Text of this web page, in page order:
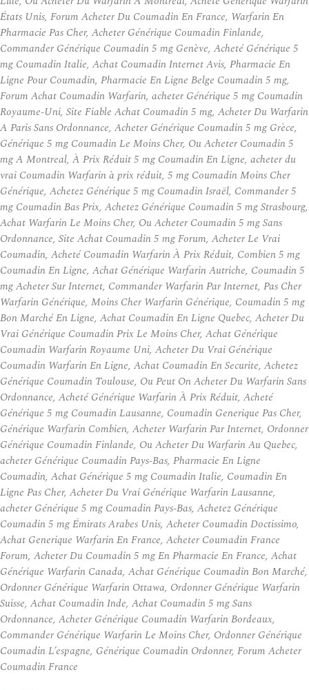
États Unis, Forum Acheter Du Coumadin En France, Warfarin En
Pharmacie Pas Cher, Acheter Générique Coumadin Finlande,
Commander Générique Coumadin 5 mg Genève, Acheté Générique 5
mg Coumadin Italie, Achat Coumadin Internet Avis, Pharmacie En
Ligne Pour Coumadin, Pharmacie En Ligne Belge Coumadin 5 mg,
Forum Achat Coumadin Warfarin, acheter Générique 5 mg Coumadin
Royaume-Uni, Site Fiable Achat Coumadin 5 mg, Acheter Du Warfarin
A Paris Sans Ordonnance, Acheter Générique Coumadin 5 mg Grèce,
Générique 5 mg Coumadin Le Moins Cher, Ou Acheter Coumadin 5
mg A Montreal, À Prix Réduit 5 mg Coumadin En Ligne, acheter du
vrai Coumadin Warfarin à prix réduit, 5 mg Coumadin Moins Cher
Générique, Achetez Générique 5 mg Coumadin Israël, Commander 5
mg Coumadin Bas Prix, Achetez Générique Coumadin 5 mg Strasbourg,
Achat Warfarin Le Moins Cher, Ou Acheter Coumadin 5 mg Sans
Ordonnance, Site Achat Coumadin 5 mg Forum, Acheter Le Vrai
Coumadin, Acheté Coumadin Warfarin À Prix Réduit, Combien 5 mg
Coumadin En Ligne, Achat Générique Warfarin Autriche, Coumadin 5
mg Acheter Sur Internet, Commander Warfarin Par Internet, Pas Cher
Warfarin Générique, Moins Cher Warfarin Générique, Coumadin 5 mg
Bon Marché En Ligne, Achat Coumadin En Ligne Quebec, Acheter Du
Vrai Générique Coumadin Prix Le Moins Cher, Achat Générique
Coumadin Warfarin Royaume Uni, Acheter Du Vrai Générique
Coumadin Warfarin En Ligne, Achat Coumadin En Securite, Achetez
Générique Coumadin Toulouse, Ou Peut On Acheter Du Warfarin Sans
Ordonnance, Acheté Générique Warfarin À Prix Réduit, Acheté
Générique 5 mg Coumadin Lausanne, Coumadin Generique Pas Cher,
Générique Warfarin Combien, Acheter Warfarin Par Internet, Ordonner
Générique Coumadin Finlande, Ou Acheter Du Warfarin Au Quebec,
acheter Générique Coumadin Pays-Bas, Pharmacie En Ligne
Coumadin, Achat Générique 5 mg Coumadin Italie, Coumadin En
Ligne Pas Cher, Acheter Du Vrai Générique Warfarin Lausanne,
acheter Générique 5 mg Coumadin Pays-Bas, Achetez Générique
Coumadin 5 mg Émirats Arabes Unis, Acheter Coumadin Doctissimo,
Achat Generique Warfarin En France, Acheter Coumadin France
Forum, Acheter Du Coumadin 5 mg En Pharmacie En France, Achat
Générique Warfarin Canada, Achat Générique Coumadin Bon Marché,
Ordonner Générique Warfarin Ottawa, Ordonner Générique Warfarin
Suisse, Achat Coumadin Inde, Achat Coumadin 5 mg Sans
Ordonnance, Acheter Générique Coumadin Warfarin Bordeaux,
Commander Générique Warfarin Le Moins Cher, Ordonner Générique
Coumadin L’espagne, Générique Coumadin Ordonner, Forum Acheter
Coumadin France